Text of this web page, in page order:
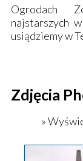
Ogrodach
najstarszych
usiądziemy w
Zdjęcia
»